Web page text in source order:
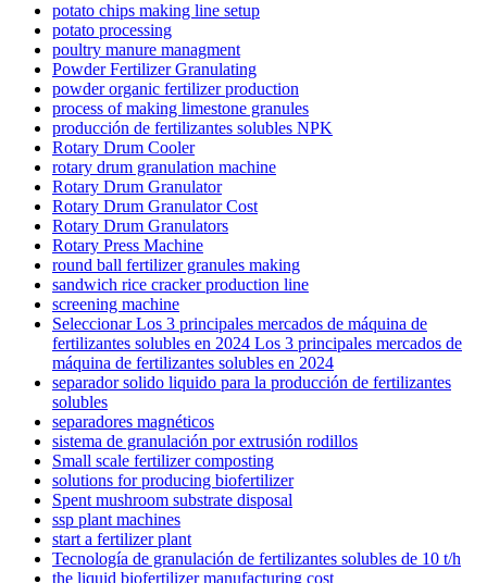
potato chips making line setup
potato processing
poultry manure managment
Powder Fertilizer Granulating
powder organic fertilizer production
process of making limestone granules
producción de fertilizantes solubles NPK
Rotary Drum Cooler
rotary drum granulation machine
Rotary Drum Granulator
Rotary Drum Granulator Cost
Rotary Drum Granulators
Rotary Press Machine
round ball fertilizer granules making
sandwich rice cracker production line
screening machine
Seleccionar Los 3 principales mercados de máquina de
fertilizantes solubles en 2024 Los 3 principales mercados de
máquina de fertilizantes solubles en 2024
separador solido liquido para la producción de fertilizantes
solubles
separadores magnéticos
sistema de granulación por extrusión rodillos
Small scale fertilizer composting
solutions for producing biofertilizer
Spent mushroom substrate disposal
ssp plant machines
start a fertilizer plant
Tecnología de granulación de fertilizantes solubles de 10 t/h
the liquid biofertilizer manufacturing cost